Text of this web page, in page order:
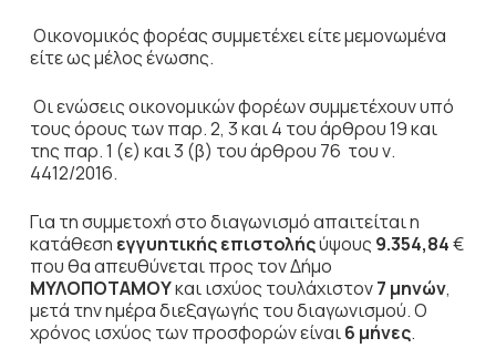
Οικονομικός φορέας συμμετέχει είτε μεμονωμένα
είτε ως μέλος ένωσης.
Οι ενώσειςοικονομικών φορέων συμμετέχουν υπό
τους όρους των παρ. 2, 3 και 4 του άρθρου 19 και
της παρ. 1 (ε) και 3 (β) του άρθρου 76 του ν.
4412/2016.
Για τη συμμετοχή στο διαγωνισμό απαιτείται η
κατάθεση εγγυητικής επιστολήςύψους 9.354,84€
που θα απευθύνεται προς τον Δήμο
ΜΥΛΟΠΟΤΑΜΟΥκαι ισχύος τουλάχιστον7 μηνών,
μετά την ημέρα διεξαγωγής του διαγωνισμού. Ο
χρόνος ισχύος των προσφορών είναι6 μήνες.